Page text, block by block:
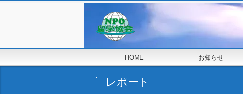
HOME お知らせ
レポート